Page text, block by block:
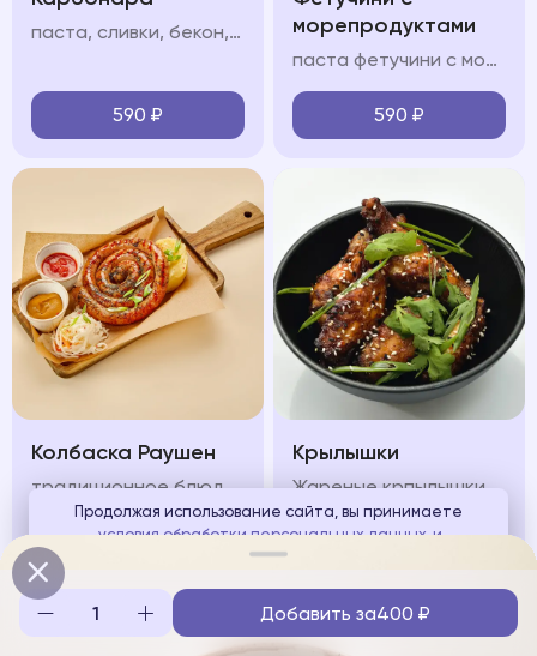
паста, сливки, бекон, яйцо, пармезан
590 ₽
морепродуктами
паста фетучини с морепродуктами в сливочно-томатном соусе с кальмарами, мидиями и креветками
590 ₽
Колбаска Раушен
650₽
Крылышки
580₽
Продолжая использование сайта, вы принимаете
условия обработки персональных данныхи
соглашаетесь с использованием аналитических файлов
Понятно
Добавить за400 ₽